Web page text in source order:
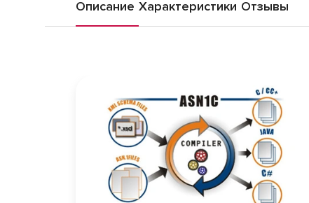
Описание Характеристики Отзывы